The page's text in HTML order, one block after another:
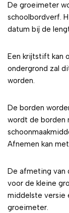
De groeimeter
schoolbordverf.
datum bij de
Een krijtstift kan
ondergrond zal
worden.
De borden
wordt de borden
Afnemen kan
De afmeting van
voor de kleine
middelste versie
groeimeter.